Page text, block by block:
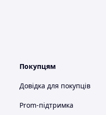
Покупцям
Довідка для покупців
Prom-підтримка